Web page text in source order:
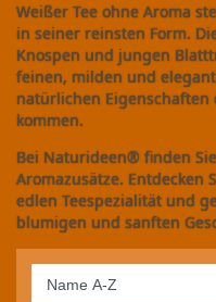
Weißer Tee ohne Aroma
in seiner reinsten Form.
Knospen und jungen
feinen, milden und
natürlichen Eigenschaften
kommen.
Bei Naturideen® finden
Aromazusätze.
edlen Teespezialität und
blumigen und sanften